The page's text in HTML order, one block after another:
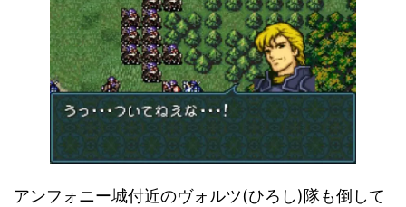
アンフォニー城付近のヴォルツ(ひろし)隊も倒して